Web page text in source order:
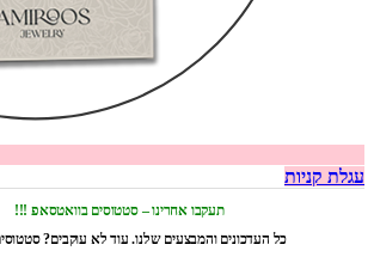
עגלת קניות
תעקבו אחרינו – סטטוסים בוואטסאפ !!!
כל העדכונים והמבצעים שלנו. עוד לא עוקבים?